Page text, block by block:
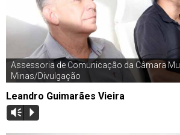
Assessoria de Comunicação da Câmara
Minas/Divulgação
Leandro Guimarães Vieira
Vm P